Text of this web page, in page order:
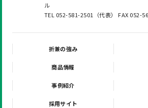
ル
TEL 052-581-2501（代表） FAX 052-
折兼の強み
商品情報
事例紹介
採用サイト